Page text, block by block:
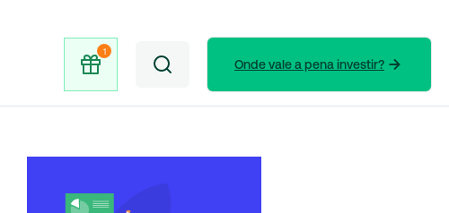
Onde vale a pena investir?